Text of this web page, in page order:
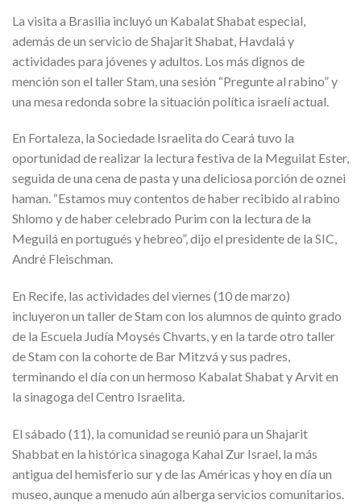
La visita a Brasilia incluyó un Kabalat Shabat especial,
además de un servicio de Shajarit Shabat, Havdalá y
actividades para jóvenes y adultos. Los más dignos de
mención son el taller Stam, una sesión “Pregunte al rabino” y
una mesa redonda sobre la situación política israelí actual.
En Fortaleza, la Sociedade Israelita do Ceará tuvo la
oportunidad de realizar la lectura festiva de la Meguilat Ester,
seguida de una cena de pasta y una deliciosa porción de oznei
haman. “Estamos muy contentos de haber recibido al rabino
Shlomo y de haber celebrado Purim con la lectura de la
Meguilá en portugués y hebreo”, dijo el presidente de la SIC,
André Fleischman.
En Recife, las actividades del viernes (10 de marzo)
incluyeron un taller de Stam con los alumnos de quinto grado
de la Escuela Judía Moysés Chvarts, y en la tarde otro taller
de Stam con la cohorte de Bar Mitzvá y sus padres,
terminando el día con un hermoso Kabalat Shabat y Arvit en
la sinagoga del Centro Israelita.
El sábado (11), la comunidad se reunió para un Shajarit
Shabbat en la histórica sinagoga Kahal Zur Israel, la más
antigua del hemisferio sur y de las Américas y hoy en día un
museo, aunque a menudo aún alberga servicios comunitarios.